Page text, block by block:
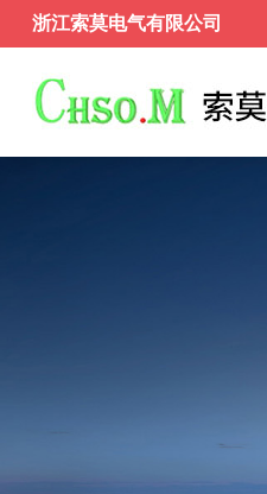
浙江索莫电气有限公司